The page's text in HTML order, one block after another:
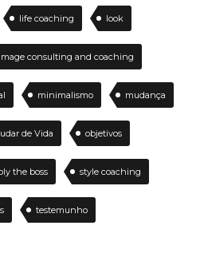
life coaching look
image consulting and coaching
minimalismo mudança
de Vida objetivos
the boss style coaching
testemunho